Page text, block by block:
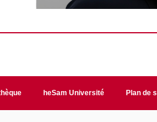
heSam Université Plan de